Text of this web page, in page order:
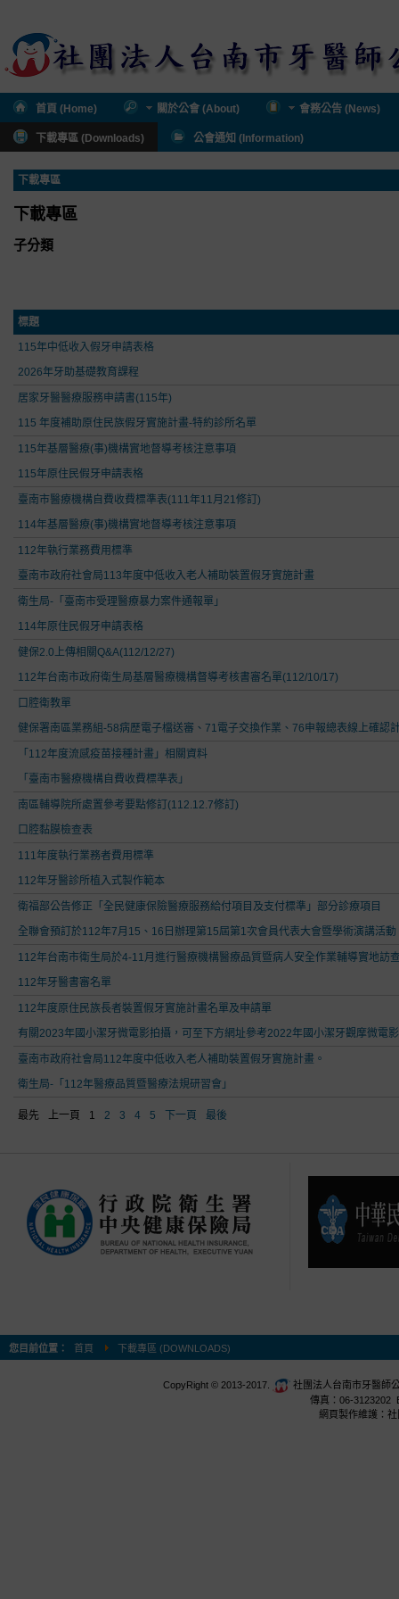
首頁 (Home) 關於公會 (About) 會務公告 (News)
下載專區 (Downloads) 公會通知 (Information)
下載專區
下載專區
子分類
標題
115年中低收入假牙申請表格
2026年牙助基礎教育課程
居家牙醫醫療服務申請書(115年)
115 年度補助原住民族假牙實施計畫-特約診所名單
115年基層醫療(事)機構實地督導考核注意事項
115年原住民假牙申請表格
臺南市醫療機構自費收費標準表(111年11月21修訂)
114年基層醫療(事)機構實地督導考核注意事項
112年執行業務費用標準
臺南市政府社會局113年度中低收入老人補助裝置假牙實施計畫
衛生局-「臺南市受理醫療暴力案件通報單」
114年原住民假牙申請表格
健保2.0上傳相關Q&A(112/12/27)
112年台南市政府衛生局基層醫療機構督導考核書審名單(112/10/17)
口腔衛教單
健保署南區業務組-58病歷電子檔送審、71電子交換作業、76申報總表線上確認
「112年度流感疫苗接種計畫」相關資料
「臺南市醫療機構自費收費標準表」
南區輔導院所處置參考要點修訂(112.12.7修訂)
口腔黏膜檢查表
111年度執行業務者費用標準
112年牙醫診所植入式製作範本
衛福部公告修正「全民健康保險醫療服務給付項目及支付標準」部分診療項目
全聯會預訂於112年7月15、16日辦理第15屆第1次會員代表大會暨學術演講活
112年台南市衛生局於4-11月進行醫療機構醫療品質暨病人安全作業輔導實地訪
112年牙醫書審名單
112年度原住民族長者裝置假牙實施計畫名單及申請單
有關2023年國小潔牙微電影拍攝，可至下方網址參考2022年國小潔牙觀摩微電
臺南市政府社會局112年度中低收入老人補助裝置假牙實施計畫。
衛生局-「112年醫療品質暨醫療法規研習會」
最先 上一頁 1 2 3 4 5 下一頁 最後
您目前位置： 首頁 下載專區 (DOWNLOADS)
CopyRight © 2013-2017.
社團法人台南市牙醫師
傳真：06-3123202
網頁製作維護：